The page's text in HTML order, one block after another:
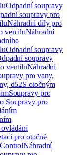
Odpadní soupravy
soupravy pro
Náhradní díly pro
ventiluNáhradní
Odpadní soupravy
soupravy
ventiluNáhradní
pro vany,
d52S otočným
Soupravy pro
Soupravy pro
pro otočné
Náhradní